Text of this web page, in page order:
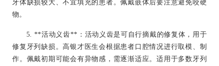
牙体缺损较大、不宜填充的患者。佩戴嵌体后要注意避免咬硬
物。
5. **活动义齿**：活动义齿是可自行摘戴的修复体，用于
修复牙列缺损。高银才医生会根据患者口腔情况进行取模、制
作。佩戴初期可能会有异物感，需逐渐适应。适用于多数牙列